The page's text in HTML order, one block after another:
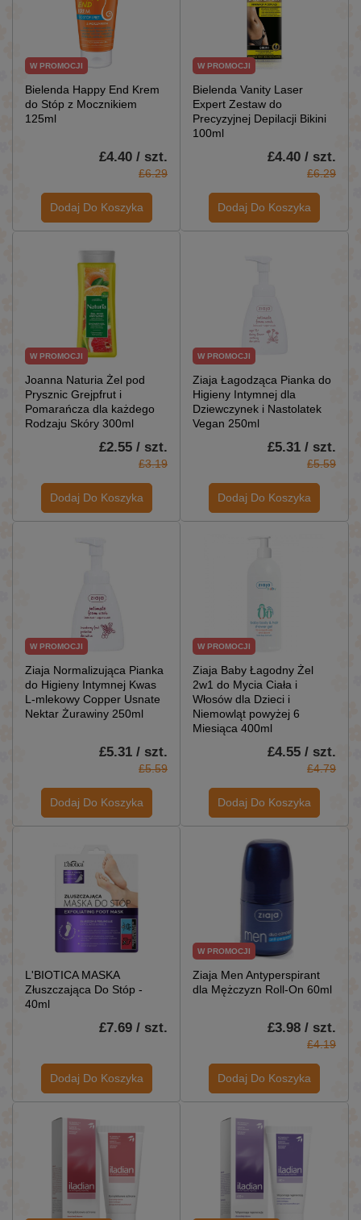
W PROMOCJI
Bielenda Happy End Krem
do Stóp z Mocznikiem
125ml
£4.40 / szt.
£6.29
Dodaj Do Koszyka
W PROMOCJI
Bielenda Vanity Laser
Expert Zestaw do
Precyzyjnej Depilacji Bikini
100ml
£4.40 / szt.
£6.29
Dodaj Do Koszyka
W PROMOCJI
Joanna Naturia Żel pod
Prysznic Grejpfrut i
Pomarańcza dla każdego
Rodzaju Skóry 300ml
£2.55 / szt.
£3.19
Dodaj Do Koszyka
W PROMOCJI
Ziaja Łagodząca Pianka do
Higieny Intymnej dla
Dziewczynek i Nastolatek
Vegan 250ml
£5.31 / szt.
£5.59
Dodaj Do Koszyka
W PROMOCJI
Ziaja Normalizująca Pianka
do Higieny Intymnej Kwas
L-mlekowy Copper Usnate
Nektar Żurawiny 250ml
£5.31 / szt.
£5.59
Dodaj Do Koszyka
W PROMOCJI
Ziaja Baby Łagodny Żel
2w1 do Mycia Ciała i
Włosów dla Dzieci i
Niemowląt powyżej 6
Miesiąca 400ml
£4.55 / szt.
£4.79
Dodaj Do Koszyka
L'BIOTICA MASKA
Złuszczająca Do Stóp -
40ml
£7.69 / szt.
Dodaj Do Koszyka
W PROMOCJI
Ziaja Men Antyperspirant
dla Mężczyzn Roll-On 60ml
£3.98 / szt.
£4.19
Dodaj Do Koszyka